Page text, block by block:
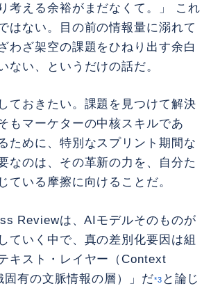
考える余裕がまだなくて。」 これ
はない。目の前の情報量に溺れて
わざ架空の課題をひねり出す余白
ない、というだけの話だ。
ておきたい。課題を見つけて解決
もマーケターの中核スキルであ
ために、特別なスプリント期間な
なのは、その革新の力を、自分た
ている摩擦に向けることだ。
Reviewは、AIモデルそのものが
ていく中で、真の差別化要因は組
キスト・レイヤー（Context
固有の文脈情報の層）」だ*3 と論じ